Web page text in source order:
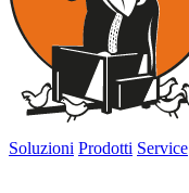
Soluzioni Prodotti Service